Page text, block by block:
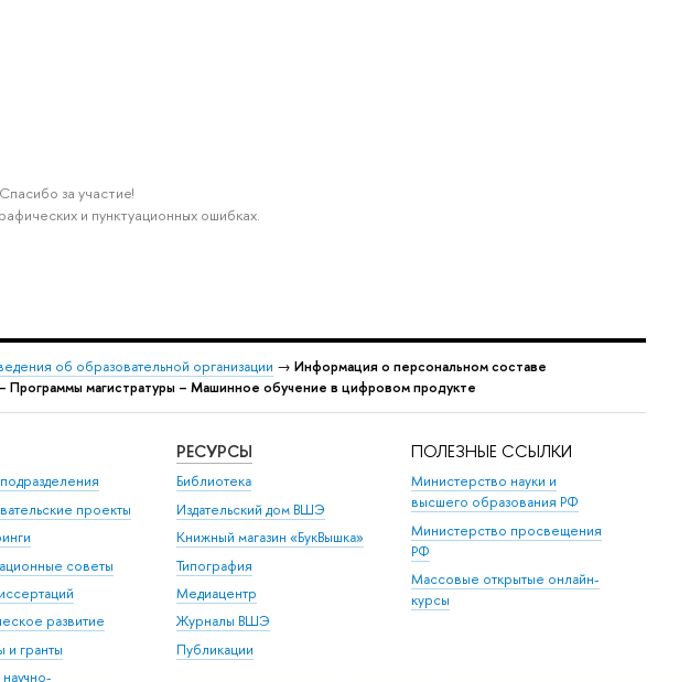
за участие!
и пунктуационных ошибках.
об образовательной организации → Информация о персональном составе
Программы магистратуры – Машинное обучение в цифровом продукте
проекты
советы
развитие
и гранты
РЕСУРСЫ
Библиотека
Издательский дом ВШЭ
Книжный магазин «БукВышка»
Типография
Медиацентр
Журналы ВШЭ
Публикации
ПОЛЕЗНЫЕ ССЫЛКИ
Министерство науки и
высшего образования РФ
Министерство просвещения
РФ
Массовые открытые онлайн-
курсы